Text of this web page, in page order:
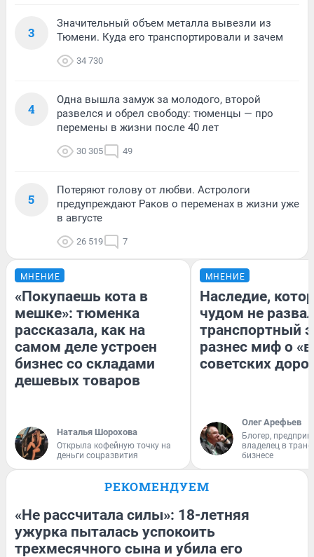
3
Значительный объем металла вывезли из
Тюмени. Куда его транспортировали и зачем
34 730
4
Одна вышла замуж за молодого, второй
развелся и обрел свободу: тюменцы — про
перемены в жизни после 40 лет
30 305 49
5
Потеряют голову от любви. Астрологи
предупреждают Раков о переменах в жизни уже
в августе
26 519 7
МНЕНИЕ
«Покупаешь кота в
мешке»: тюменка
рассказала, как на
самом деле устроен
бизнес со складами
дешевых товаров
Наталья Шорохова
Открыла кофейную точку на
деньги соцразвития
МНЕНИЕ
Наследие,
чудом не
транспортный
разнес миф о
советских
Олег Арефьев
Блогер,
владелец в
бизнесе
РЕКОМЕНДУЕМ
«Не рассчитала силы»: 18-летняя
ужурка пыталась успокоить
трехмесячного сына и убила его